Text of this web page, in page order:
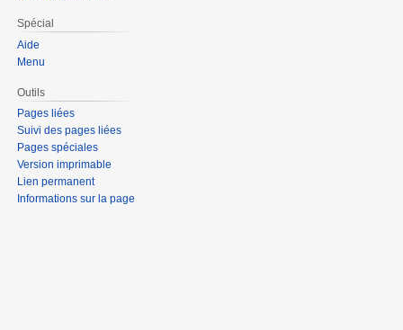
Spécial
Aide
Menu
Outils
Pages liées
Suivi des pages liées
Pages spéciales
Version imprimable
Lien permanent
Informations sur la page